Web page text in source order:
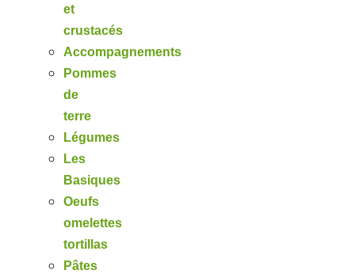
et
crustacés
Accompagnements
Pommes
de
terre
Légumes
Les
Basiques
Oeufs
omelettes
tortillas
Pâtes